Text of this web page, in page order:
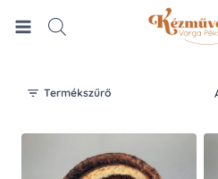
Termékszűrő